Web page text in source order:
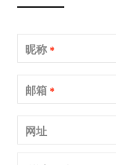
昵称 *
邮箱 *
网址